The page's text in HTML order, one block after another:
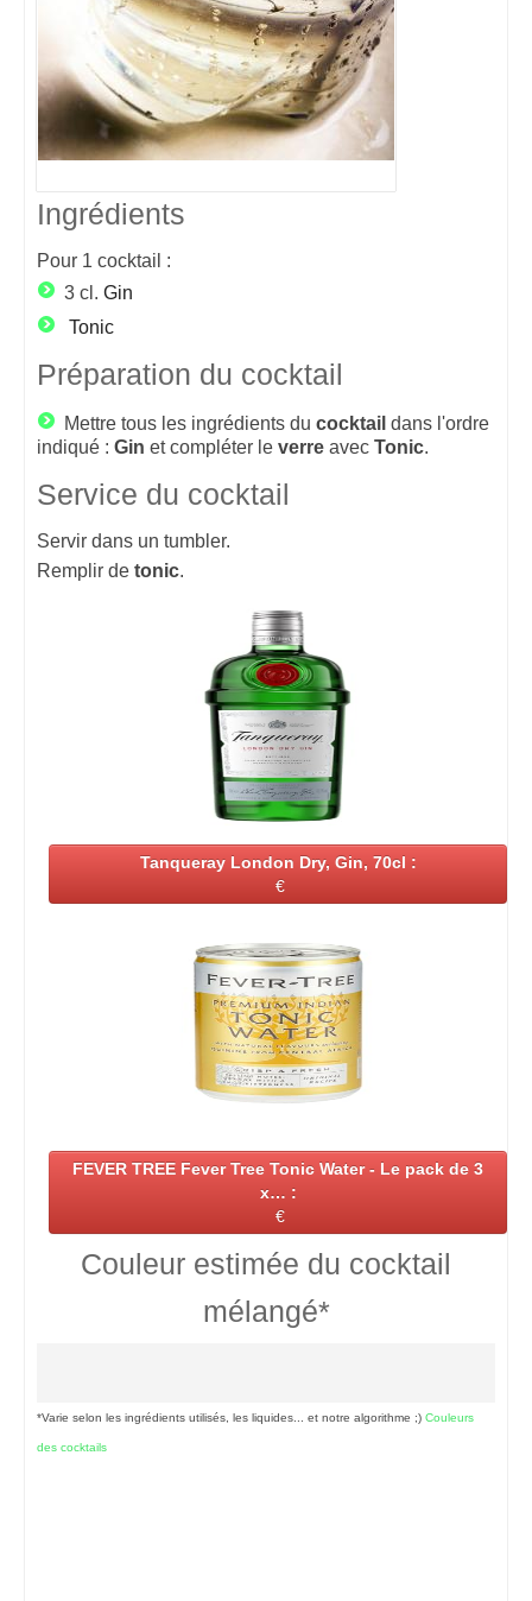
Ingrédients
Pour 1 cocktail :
3 cl. Gin
Tonic
Préparation du cocktail
Mettre tous les ingrédients du cocktail dans l'ordre
indiqué : Gin et compléter le verre avec Tonic.
Service du cocktail
Servir dans un tumbler.
Remplir de tonic.
Tanqueray London Dry, Gin, 70cl :
€
FEVER TREE Fever Tree Tonic Water - Le pack de 3
x… :
€
Couleur estimée du cocktail
mélangé*
*Varie selon les ingrédients utilisés, les liquides... et notre algorithme ;) Couleurs
des cocktails